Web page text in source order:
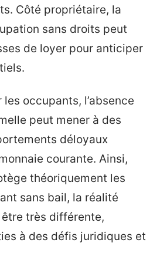
Côté propriétaire, la
sans droits peut
de loyer pour anticiper
les occupants, l’absence
peut mener à des
déloyaux
courante. Ainsi,
théoriquement les
sans bail, la réalité
très différente,
à des défis juridiques et